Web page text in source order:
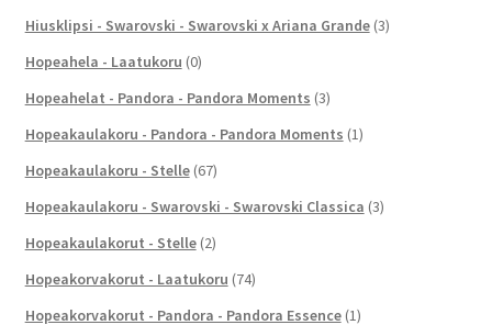
Hiusklipsi - Swarovski - Swarovski x Ariana Grande (3)
Hopeahela - Laatukoru (0)
Hopeahelat - Pandora - Pandora Moments (3)
Hopeakaulakoru - Pandora - Pandora Moments (1)
Hopeakaulakoru - Stelle (67)
Hopeakaulakoru - Swarovski - Swarovski Classica (3)
Hopeakaulakorut - Stelle (2)
Hopeakorvakorut - Laatukoru (74)
Hopeakorvakorut - Pandora - Pandora Essence (1)